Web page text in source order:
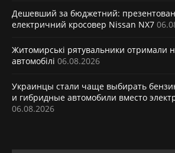
Дешевший за бюджетний:
електричний кросовер Nissan NX7
Житомирські рятувальники отримали
автомобілі 06.08.2026
Украинцы стали чаще выбирать
и гибридные автомобили вместо
06.08.2026